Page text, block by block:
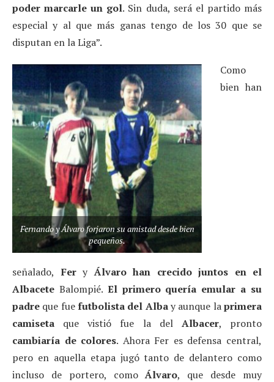
poder marcarle un gol. Sin duda, será el partido más
especial y al que más ganas tengo de los 30 que se
disputan en la Liga”.
Fernando y Álvaro forjaron su amistad desde bien
pequeños.
Como
bien han
señalado, FeryÁlvaro han crecido juntos en el
Albacete Balompié. El primero quería emular a su
padre que fuefutbolista del Albay aunque laprimera
camiseta que vistió fue la del Albacer, pronto
cambiaría de colores. Ahora Fer es defensa central,
pero en aquella etapa jugó tanto de delantero como
incluso de portero, comoÁlvaro, que desde muy